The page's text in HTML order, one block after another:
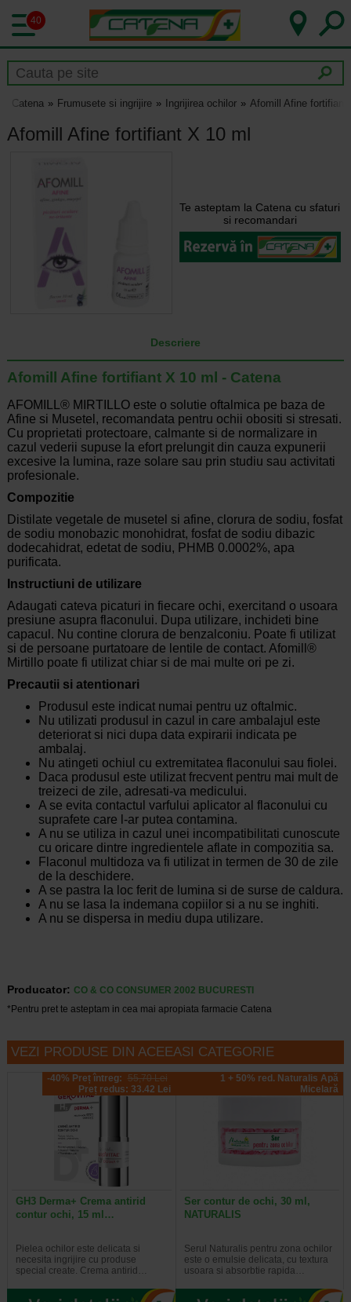
40
Catena Frumusete si ingrijire Ingrijirea ochilor Afomill Afine fortifiant
Afomill Afine fortifiant X 10 ml
Te asteptam la Catena cu sfaturi
si recomandari
Descriere
Afomill Afine fortifiant X 10 ml - Catena
AFOMILL® MIRTILLO este o solutie oftalmica pe baza de
Afine si Musetel, recomandata pentru ochii obositi si stresati.
Cu proprietati protectoare, calmante si de normalizare in
cazul vederii supuse la efort prelungit din cauza expunerii
excesive la lumina, raze solare sau prin studiu sau activitati
profesionale.
Compozitie
Distilate vegetale de musetel si afine, clorura de sodiu, fosfat
de sodiu monobazic monohidrat, fosfat de sodiu dibazic
dodecahidrat, edetat de sodiu, PHMB 0.0002%, apa
purificata.
Instructiuni de utilizare
Adaugati cateva picaturi in fiecare ochi, exercitand o usoara
presiune asupra flaconului. Dupa utilizare, inchideti bine
capacul. Nu contine clorura de benzalconiu. Poate fi utilizat
si de persoane purtatoare de lentile de contact. Afomill®
Mirtillo poate fi utilizat chiar si de mai multe ori pe zi.
Precautii si atentionari
Produsul este indicat numai pentru uz oftalmic.
Nu utilizati produsul in cazul in care ambalajul este
deteriorat si nici dupa data expirarii indicata pe
ambalaj.
Nu atingeti ochiul cu extremitatea flaconului sau fiolei.
Daca produsul este utilizat frecvent pentru mai mult de
treizeci de zile, adresati-va medicului.
A se evita contactul varfului aplicator al flaconului cu
suprafete care l-ar putea contamina.
A nu se utiliza in cazul unei incompatibilitati cunoscute
cu oricare dintre ingredientele aflate in compozitia sa.
Flaconul multidoza va fi utilizat in termen de 30 de zile
de la deschidere.
A se pastra la loc ferit de lumina si de surse de caldura.
A nu se lasa la indemana copiilor si a nu se inghiti.
A nu se dispersa in mediu dupa utilizare.
Producator: CO & CO CONSUMER 2002 BUCURESTI
*Pentru pret te asteptam in cea mai apropiata farmacie Catena
VEZI PRODUSE DIN ACEEASI CATEGORIE
-40% Preț întreg: 55,70 Lei
Preț redus: 33.42 Lei
GH3 Derma+ Crema antirid
contur ochi, 15 ml…
Pielea ochilor este delicata si
necesita ingrijire cu produse
special create. Crema antirid…
1 + 50% red. Naturalis Apă
Micelară
Ser contur de ochi, 30 ml,
NATURALIS
Serul Naturalis pentru zona ochilor
este o emulsie delicata, cu textura
usoara si absorbtie rapida…